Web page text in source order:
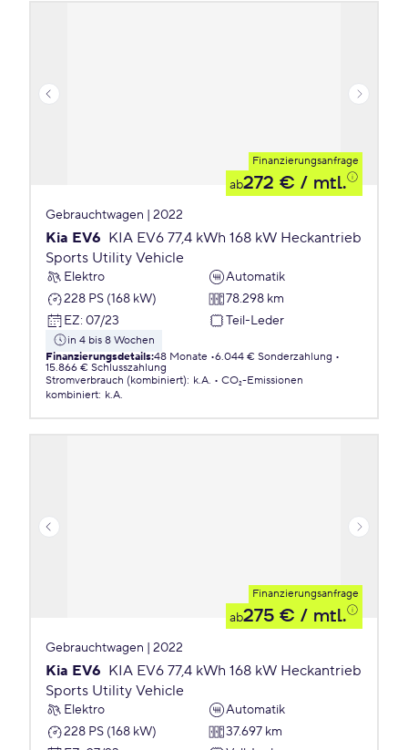
Finanzierungsanfrage
ab272 € / mtl.
Gebrauchtwagen | 2022
Kia EV6 KIA EV6 77,4 kWh 168 kW Heckantrieb
Sports Utility Vehicle
Elektro
Automatik
228 PS (168 kW)
78.298 km
EZ: 07/23 Teil-Leder
in 4 bis 8 Wochen
Finanzierungsdetails:48 Monate 6.044 € Sonderzahlung
15.866 € Schlusszahlung
Stromverbrauch (kombiniert): k.A.
CO₂-Emissionen
kombiniert: k.A.
Finanzierungsanfrage
ab275 € / mtl.
Gebrauchtwagen | 2022
Kia EV6 KIA EV6 77,4 kWh 168 kW Heckantrieb
Sports Utility Vehicle
Elektro
Automatik
228 PS (168 kW)
37.697 km